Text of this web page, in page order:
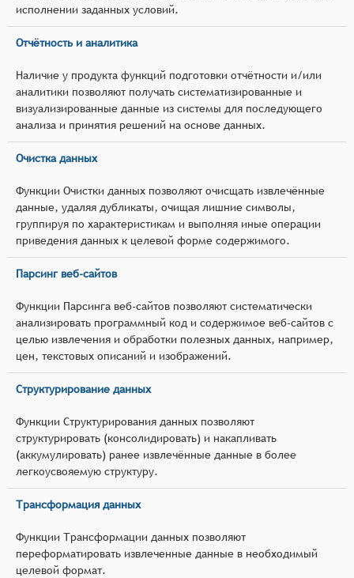
исполнении заданных условий.
Отчётность и аналитика
Наличие у продукта функций подготовки отчётности и/или
аналитики позволяют получать систематизированные и
визуализированные данные из системы для последующего
анализа и принятия решений на основе данных.
Очистка данных
Функции Очистки данных позволяют очисщать извлечённые
данные, удаляя дубликаты, очищая лишние символы,
группируя по характеристикам и выполняя иные операции
приведения данных к целевой форме содержимого.
Парсинг веб-сайтов
Функции Парсинга веб-сайтов позволяют систематически
анализировать программный код и содержимое веб-сайтов с
целью извлечения и обработки полезных данных, например,
цен, текстовых описаний и изображений.
Структурирование данных
Функции Структурирования данных позволяют
структурировать (консолидировать) и накапливать
(аккумулировать) ранее извлечённые данные в более
легкоусвояемую структуру.
Трансформация данных
Функции Трансформации данных позволяют
переформатировать извлеченные данные в необходимый
целевой формат.